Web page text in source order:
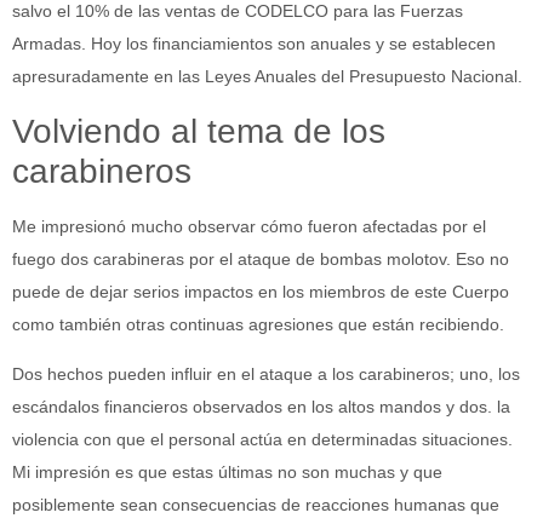
salvo el 10% de las ventas de CODELCO para las Fuerzas
Armadas. Hoy los financiamientos son anuales y se establecen
apresuradamente en las Leyes Anuales del Presupuesto Nacional.
Volviendo al tema de los
carabineros
Me impresionó mucho observar cómo fueron afectadas por el
fuego dos carabineras por el ataque de bombas molotov. Eso no
puede de dejar serios impactos en los miembros de este Cuerpo
como también otras continuas agresiones que están recibiendo.
Dos hechos pueden influir en el ataque a los carabineros; uno, los
escándalos financieros observados en los altos mandos y dos. la
violencia con que el personal actúa en determinadas situaciones.
Mi impresión es que estas últimas no son muchas y que
posiblemente sean consecuencias de reacciones humanas que